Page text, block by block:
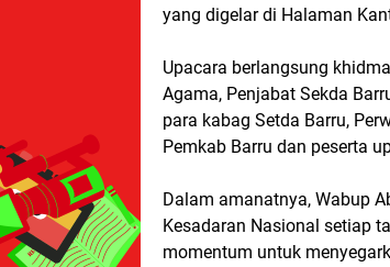
yang digelar di Halaman
Upacara berlangsung
Agama, Penjabat Sekda
para kabag Setda Barru,
Pemkab Barru dan peserta
Dalam amanatnya, Wabup
Kesadaran Nasional setiap
momentum untuk